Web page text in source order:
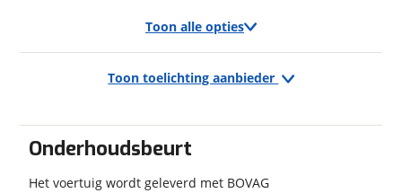
BTW/marge
BTW
Onderhoudsbeurt
Het voertuig wordt geleverd met BOVAG
Toon alle opties
Exterieur/Interieur
Combicassettes
Dakluik
Dakluik groot
Toon toelichting aanbieder
Kenteken (optioneel)
Merk, model en type